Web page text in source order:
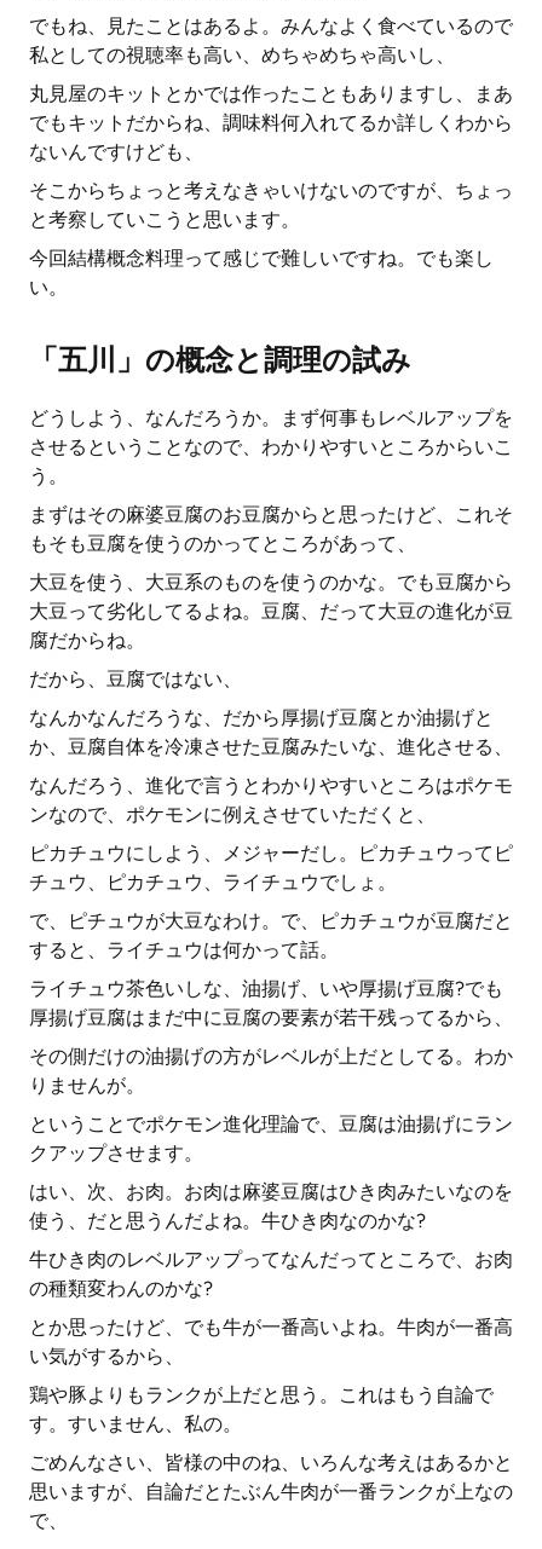
でもね、見たことはあるよ。みんなよく食べているので
私としての視聴率も高い、めちゃめちゃ高いし、
丸見屋のキットとかでは作ったこともありますし、まあ
でもキットだからね、調味料何入れてるか詳しくわから
ないんですけども、
そこからちょっと考えなきゃいけないのですが、ちょっ
と考察していこうと思います。
今回結構概念料理って感じで難しいですね。でも楽し
い。
「五川」の概念と調理の試み
どうしよう、なんだろうか。まず何事もレベルアップを
させるということなので、わかりやすいところからいこ
う。
まずはその麻婆豆腐のお豆腐からと思ったけど、これそ
もそも豆腐を使うのかってところがあって、
大豆を使う、大豆系のものを使うのかな。でも豆腐から
大豆って劣化してるよね。豆腐、だって大豆の進化が豆
腐だからね。
だから、豆腐ではない、
なんかなんだろうな、だから厚揚げ豆腐とか油揚げと
か、豆腐自体を冷凍させた豆腐みたいな、進化させる、
なんだろう、進化で言うとわかりやすいところはポケモ
ンなので、ポケモンに例えさせていただくと、
ピカチュウにしよう、メジャーだし。ピカチュウってピ
チュウ、ピカチュウ、ライチュウでしょ。
で、ピチュウが大豆なわけ。で、ピカチュウが豆腐だと
すると、ライチュウは何かって話。
ライチュウ茶色いしな、油揚げ、いや厚揚げ豆腐?でも
厚揚げ豆腐はまだ中に豆腐の要素が若干残ってるから、
その側だけの油揚げの方がレベルが上だとしてる。わか
りませんが。
ということでポケモン進化理論で、豆腐は油揚げにラン
クアップさせます。
はい、次、お肉。お肉は麻婆豆腐はひき肉みたいなのを
使う、だと思うんだよね。牛ひき肉なのかな?
牛ひき肉のレベルアップってなんだってところで、お肉
の種類変わんのかな?
とか思ったけど、でも牛が一番高いよね。牛肉が一番高
い気がするから、
鶏や豚よりもランクが上だと思う。これはもう自論で
す。すいません、私の。
ごめんなさい、皆様の中のね、いろんな考えはあるかと
思いますが、自論だとたぶん牛肉が一番ランクが上なの
で、